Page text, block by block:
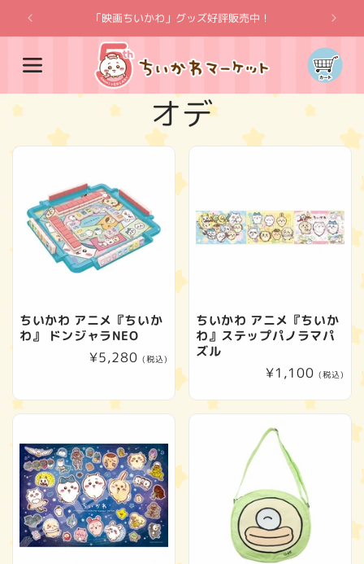
ンツに
進む
「映画ちいかわ」グッズ好評販売中！
カ
ー
ト
コ
レ
ク
シ
ョ
ン
:
オデ
ちいかわ アニメ『ちいか
わ』 ドンジャラNEO
通
価
格
¥5,280 (税込)
ちいかわ アニメ『ちいか
わ』ステップパノラマパ
ズル
通
格
¥1,100 (税込)